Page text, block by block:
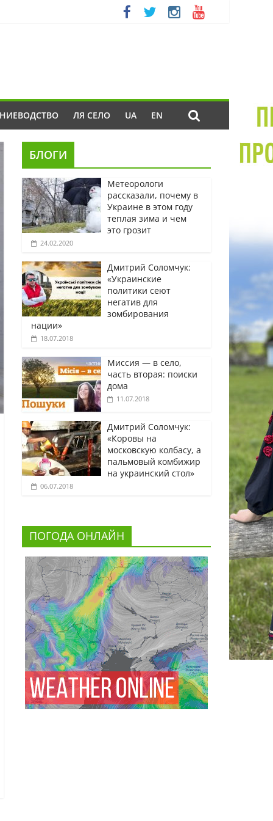
ЛЯ СЕЛО UA EN
БЛОГИ
Метеорологи
рассказали, почему в
Украине в этом году
теплая зима и чем
это грозит
24.02.2020
Дмитрий Соломчук:
«Украинские
политики сеют
негатив для
зомбирования
нации»
18.07.2018
Миссия — в село,
часть вторая: поиски
дома
11.07.2018
Дмитрий Соломчук:
«Коровы на
московскую колбасу, а
пальмовый комбижир
на украинский стол»
06.07.2018
ПОГОДА ОНЛАЙН